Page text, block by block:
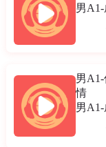
男
男A1-
情
男